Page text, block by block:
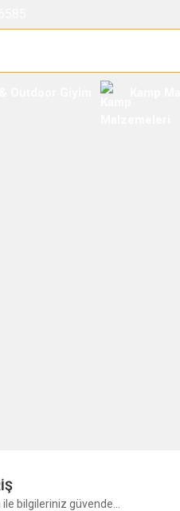
bilgileriniz güvende...